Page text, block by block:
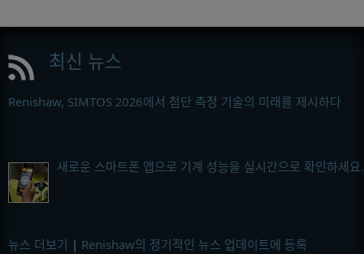
최신 뉴스
Renishaw, SIMTOS 2026에서 첨단 측정 기술의 미래를 제시하다
새로운 스마트폰 앱으로 기계 성능을 실시간으로 확인하세요.
뉴스 더보기 | Renishaw의 정기적인 뉴스 업데이트에 등록